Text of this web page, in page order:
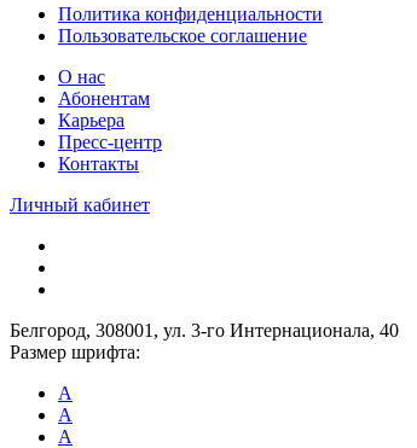
Политика конфиденциальности
Пользовательское соглашение
О нас
Абонентам
Карьера
Пресс-центр
Контакты
Личный кабинет
Белгород, 308001, ул. 3-го Интернационала, 40
Размер шрифта:
A
A
A